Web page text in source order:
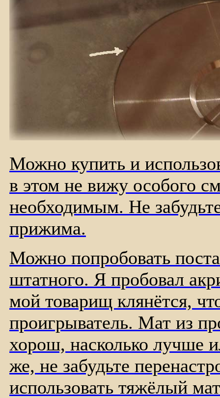
Можно купить и
в этом не вижу особого
необходимым. Не
прижима.
Можно попробовать
штатного. Я пробовал
мой товарищ клянётся,
проигрыватель. Мат из
хорош, насколько лучше
же, не забудьте
использовать тяжёлый